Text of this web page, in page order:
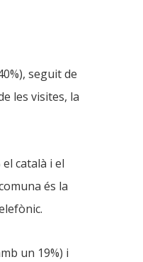
seguit de
les visites, la
català i el
és la
un 19%) i